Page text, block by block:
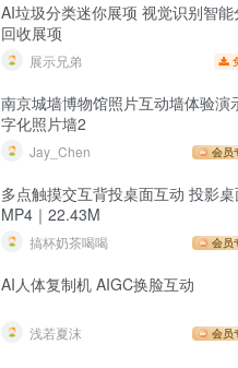
AI垃圾分类迷你展项 视觉识别智能
回收展项
展示兄弟
南京城墙博物馆照片互动墙体验演
字化照片墙2
Jay_Chen 会员
多点触摸交互背投桌面互动 投影桌
MP4｜22.43M
搞杯奶茶喝喝 会员
AI人体复制机 AIGC换脸互动
浅若夏沫 会员